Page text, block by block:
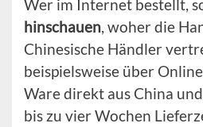
Wer im Internet bestellt,
hinschauen, woher die
Chinesische Händler
beispielsweise über
Ware direkt aus China
bis zu vier Wochen